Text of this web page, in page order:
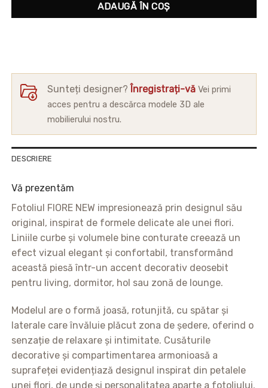
ADAUGĂ ÎN COȘ
Sunteți designer?Înregistrați-vă Vei primi
acces pentru a descărca modele 3D ale
mobilierului nostru.
DESCRIERE
Vă prezentăm
Fotoliul FIORE NEW impresionează prin designul său
original, inspirat de formele delicate ale unei flori.
Liniile curbe și volumele bine conturate creează un
efect vizual elegant și confortabil, transformând
această piesă într-un accent decorativ deosebit
pentru living, dormitor, hol sau zonă de lounge.
Modelul are o formă joasă, rotunjită, cu spătar și
laterale care învăluie plăcut zona de ședere, oferind o
senzație de relaxare și intimitate. Cusăturile
decorative și compartimentarea armonioasă a
suprafeței evidențiază designul inspirat din petalele
unei flori, de unde și personalitatea aparte a fotoliului.